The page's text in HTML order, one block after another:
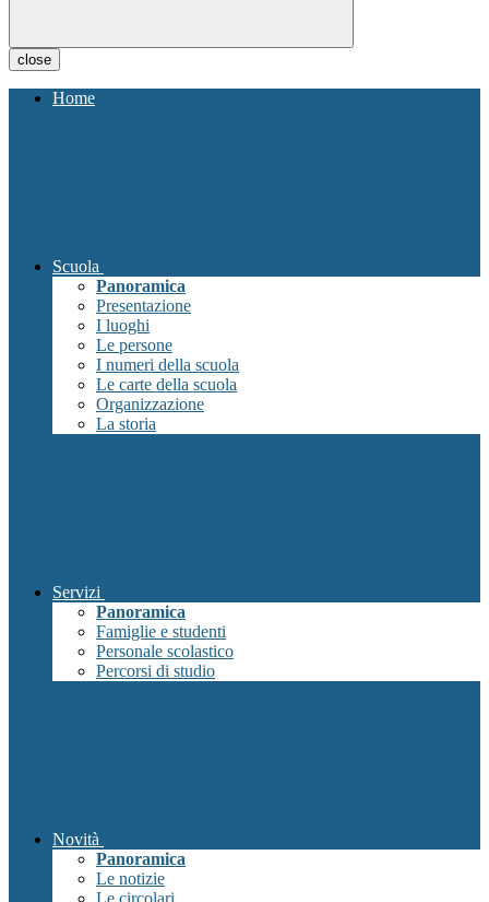
close
Home
Scuola
Panoramica
Presentazione
I luoghi
Le persone
I numeri della scuola
Le carte della scuola
Organizzazione
La storia
Servizi
Panoramica
Famiglie e studenti
Personale scolastico
Percorsi di studio
Novità
Panoramica
Le notizie